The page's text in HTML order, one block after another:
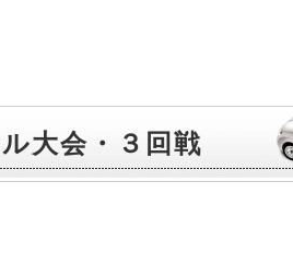
大会・３回戦